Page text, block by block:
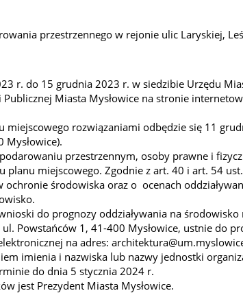
przestrzennego w rejonie ulic Laryskiej,
r. do 15 grudnia 2023 r. w siedzibie Urzędu
Miasta Mysłowice na stronie
rozwiązaniami odbędzie się 11
Mysłowice).
przestrzennym, osoby prawne i
miejscowego. Zgodnie z art. 40 i art. 54
środowiska oraz o ocenach
do prognozy oddziaływania na
Powstańców 1, 41-400 Mysłowice, ustnie do
na adres:
imienia i nazwiska lub nazwy jednostki
do dnia 5 stycznia 2024 r.
jest Prezydent Miasta Mysłowice.